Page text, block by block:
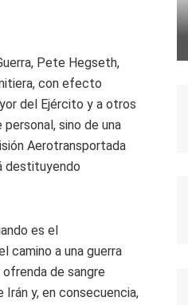
Pete Hegseth,
con efecto
del Ejército y a otros
sino de una
Aerotransportada
destituyendo
es el
camino a una guerra
de sangre
y, en consecuencia,